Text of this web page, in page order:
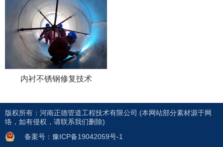
内衬不锈钢修复技术
联系方式
CONTACT US
新闻中心
版权所有：河南正德管道工程技术有限公司 (本网站部分素材源于网
络，如有侵权，请联系我们删除)
备案号：豫ICP备19042059号-1